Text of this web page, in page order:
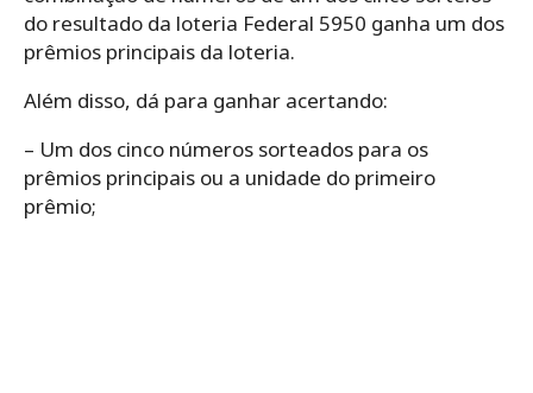
do resultado da loteria Federal 5950 ganha um dos
prêmios principais da loteria.
Além disso, dá para ganhar acertando:
– Um dos cinco números sorteados para os
prêmios principais ou a unidade do primeiro
prêmio;